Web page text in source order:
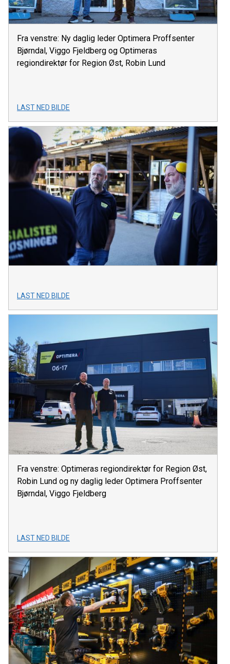
Fra venstre: Ny daglig leder Optimera Proffsenter
Bjørndal, Viggo Fjeldberg og Optimeras
regiondirektør for Region Øst, Robin Lund
LAST NED BILDE
LAST NED BILDE
Fra venstre: Optimeras regiondirektør for Region Øst,
Robin Lund og ny daglig leder Optimera Proffsenter
Bjørndal, Viggo Fjeldberg
LAST NED BILDE